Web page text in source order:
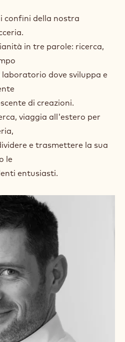
confini della nostra
in tre parole: ricerca,
dove sviluppa e
di creazioni.
viaggia all'estero per
e trasmettere la sua
le
entusiasti.